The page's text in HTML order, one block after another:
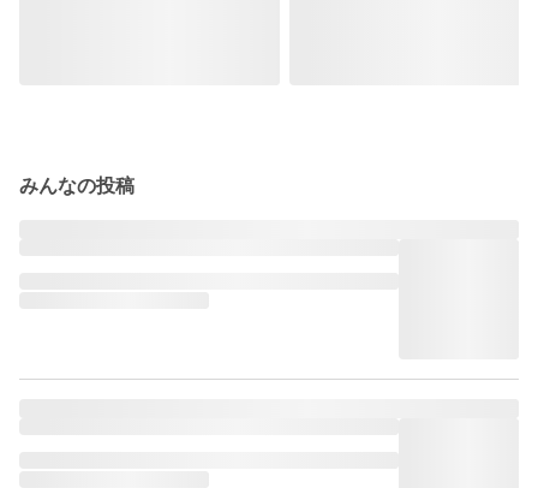
みんなの投稿